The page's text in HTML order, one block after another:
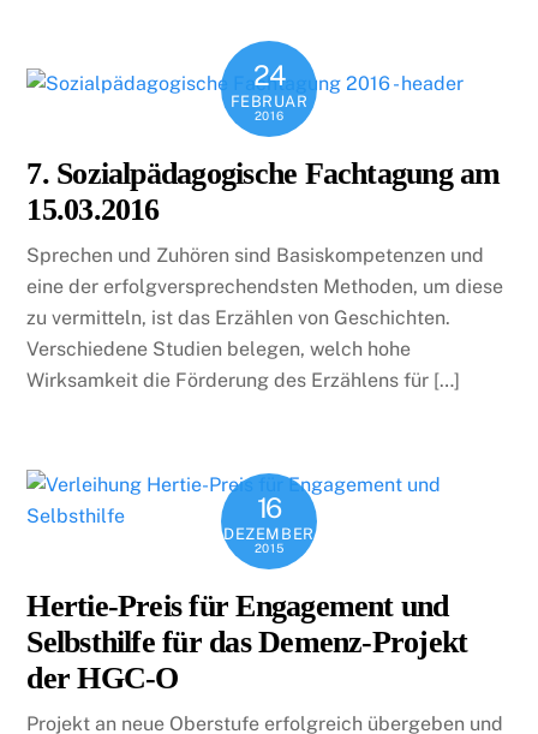
24
FEBRUAR
2016
7. Sozialpädagogische Fachtagung am
15.03.2016
Sprechen und Zuhören sind Basiskompetenzen und
eine der erfolgversprechendsten Methoden, um diese
zu vermitteln, ist das Erzählen von Geschichten.
Verschiedene Studien belegen, welch hohe
Wirksamkeit die Förderung des Erzählens für […]
16
DEZEMBER
2015
Hertie-Preis für Engagement und
Selbsthilfe für das Demenz-Projekt
der HGC-O
Projekt an neue Oberstufe erfolgreich übergeben und